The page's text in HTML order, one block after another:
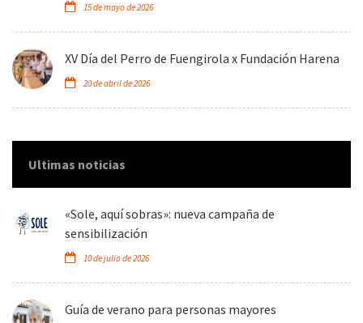
15 de mayo de 2026
XV Día del Perro de Fuengirola x Fundación Harena
20 de abril de 2026
Ultimas noticias
«Sole, aquí sobras»: nueva campaña de
sensibilización
10 de julio de 2026
Guía de verano para personas mayores